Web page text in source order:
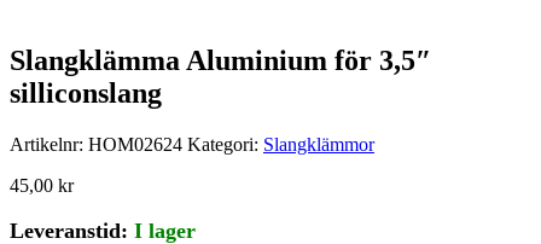
Slangklämma Aluminium för 3,5″
silliconslang
Artikelnr: HOM02624 Kategori: Slangklämmor
45,00 kr
Leveranstid: I lager